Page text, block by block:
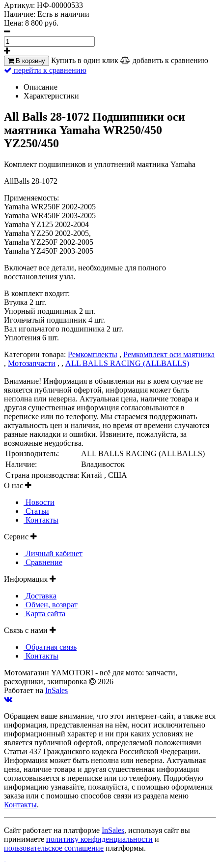
Артикул: НФ-00000533
Наличие: Есть в наличии
Цена: 8 800 руб.
В корзину Купить в один клик
добавить к сравнению
перейти к сравнению
Описание
Характеристики
All Balls 28-1072 Подшипники оси
маятника Yamaha WR250/450
YZ250/450
Комплект подшипников и уплотнений маятника Yamaha
AllBalls 28-1072
Применяемость:
Yamaha WR250F 2002-2005
Yamaha WR450F 2003-2005
Yamaha YZ125 2002-2004
Yamaha YZ250 2002-2005,
Yamaha YZ250F 2002-2005
Yamaha YZ450F 2003-2005
Включает все детали, необходимые для полного
восстановления узла.
В комплект входит:
Втулка 2 шт.
Упорный подшипник 2 шт.
Игольчатый подшипник 4 шт.
Вал игольчатого подшипника 2 шт.
Уплотения 6 шт.
Категории товара: Ремкомплекты , Ремкомплект оси маятника
, Мотозапчасти , , ALL BALLS RACING (ALLBALLS)
Внимание! Информация в объявлении ни в коем случае не
является публичной офертой, информация может быть
неполна или неверна. Актуальная цена, наличие товара и
другая существенная информация согласовываются в
переписке или по телефону. Мы стараемся поддерживать
актуальность цен и наличия, но время от времени случаются
разные накладки и ошибки. Извините, пожалуйста, за
возможные неудобства.
Производитель:
ALL BALLS RACING (ALLBALLS)
Наличие:
Владивосток
Страна производства: Китай , США
О нас
Новости
Статьи
Контакты
Сервис
Личный кабинет
Сравнение
Информация
Доставка
Обмен, возврат
Карта сайта
Связь с нами
Обратная связь
Контакты
Мотомагазин YAMOTORI - всё для мото: запчасти,
расходники, экипировка
2026
Работает на InSales
Обращаем ваше внимание, что этот интернет-сайт, а также вся
информация, представленная на нём, носит исключительно
информационный характер и ни при каких условиях не
является публичной офертой, определяемой положениями
Статьи 437 Гражданского кодекса Российской Федерации.
Информация может быть неполна или неверна. Актуальная
цена, наличие товара и другая существенная информация
согласовывается в переписке или по телефону. Подробную
информацию узнавайте, пожалуйста, с помощью оформления
заказа или с помощью способов связи из раздела меню
Контакты.
Сайт работает на платформе InSales, используя сайт вы
принимаете политику конфиденциальности и
пользовательское соглашение платформы.